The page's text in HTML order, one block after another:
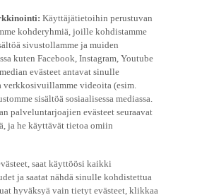
Käyttäjätietoihin perustuvan
kohderyhmiä, joille kohdistamme
sivustollamme ja muiden
kuten Facebook, Instagram, Youtube
evästeet antavat sinulle
verkkosivuillamme videoita (esim.
sisältöä sosiaalisessa mediassa.
palveluntarjoajien evästeet seuraavat
ja he käyttävät tietoa omiin
saat käyttöösi kaikki
ja saatat nähdä sinulle kohdistettua
hyväksyä vain tietyt evästeet, klikkaa